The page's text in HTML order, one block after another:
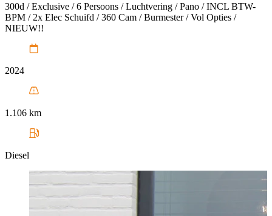
300d / Exclusive / 6 Persoons / Luchtvering / Pano / INCL BTW-
BPM / 2x Elec Schuifd / 360 Cam / Burmester / Vol Opties /
NIEUW!!
2024
1.106 km
Diesel